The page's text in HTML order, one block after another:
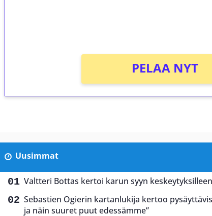
PELAA NYT
Uusimmat
Valtteri Bottas kertoi karun syyn keskeytyksilleen
Sebastien Ogierin kartanlukija kertoo
ja näin suuret puut edessämme”